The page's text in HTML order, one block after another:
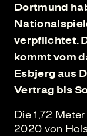
Dortmund
verpflichtet.
kommt vom
Esbjerg aus
Vertrag bis
Die 1,72
2020 von